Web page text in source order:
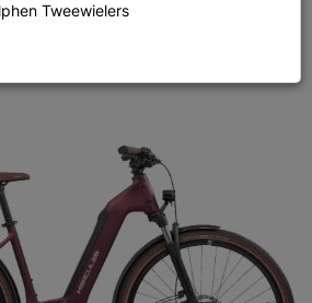
SL I-9 Dames
Tweewielers